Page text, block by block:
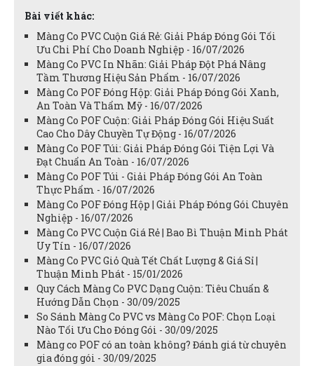
Bài viết khác:
Màng Co PVC Cuộn Giá Rẻ: Giải Pháp Đóng Gói Tối
Ưu Chi Phí Cho Doanh Nghiệp - 16/07/2026
Màng Co PVC In Nhãn: Giải Pháp Đột Phá Nâng
Tầm Thương Hiệu Sản Phẩm - 16/07/2026
Màng Co POF Đóng Hộp: Giải Pháp Đóng Gói Xanh,
An Toàn Và Thẩm Mỹ - 16/07/2026
Màng Co POF Cuộn: Giải Pháp Đóng Gói Hiệu Suất
Cao Cho Dây Chuyền Tự Động - 16/07/2026
Màng Co POF Túi: Giải Pháp Đóng Gói Tiện Lợi Và
Đạt Chuẩn An Toàn - 16/07/2026
Màng Co POF Túi - Giải Pháp Đóng Gói An Toàn
Thực Phẩm - 16/07/2026
Màng Co POF Đóng Hộp | Giải Pháp Đóng Gói Chuyên
Nghiệp - 16/07/2026
Màng Co PVC Cuộn Giá Rẻ | Bao Bì Thuận Minh Phát
Uy Tín - 16/07/2026
Màng Co PVC Giỏ Quà Tết Chất Lượng & Giá Sỉ |
Thuận Minh Phát - 15/01/2026
Quy Cách Màng Co PVC Dạng Cuộn: Tiêu Chuẩn &
Hướng Dẫn Chọn - 30/09/2025
So Sánh Màng Co PVC vs Màng Co POF: Chọn Loại
Nào Tối Ưu Cho Đóng Gói - 30/09/2025
Màng co POF có an toàn không? Đánh giá từ chuyên
gia đóng gói - 30/09/2025